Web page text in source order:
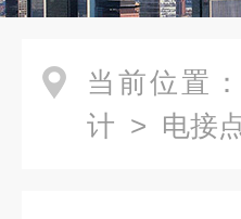
当前位置：
计 > 电接